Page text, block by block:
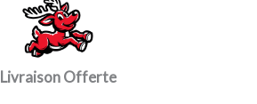
Livraison Offerte